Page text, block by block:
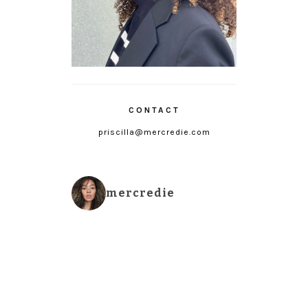
CONTACT
priscilla@mercredie.com
mercredie